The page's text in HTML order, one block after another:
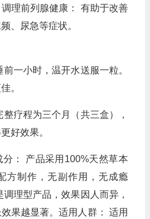
理前列腺健康： 有助于改善
、尿急等症状。
一小时，温开水送服一粒。
。
疗程为三个月（共三盒），
好效果。
： 产品采用100%天然草本
方制作，无副作用，无成瘾
理型产品，效果因人而异，
果越显著。适用人群： 适用